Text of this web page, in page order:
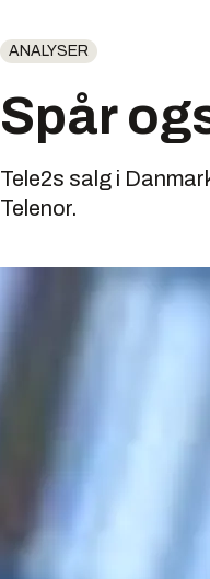
ANALYSER
Spår
Tele2s salg i
Telenor.